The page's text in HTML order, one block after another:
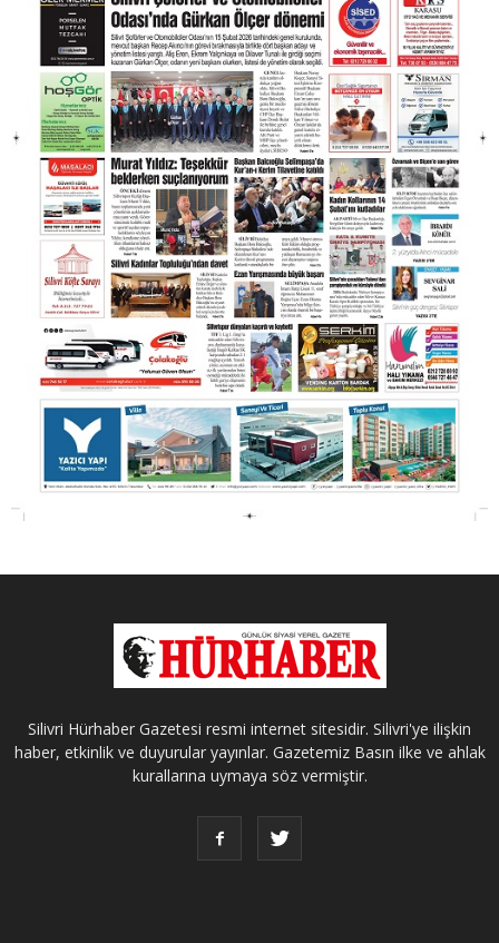
Silivri Hürhaber Gazetesi resmi internet sitesidir. Silivri'ye ilişkin
haber, etkinlik ve duyurular yayınlar. Gazetemiz Basın ilke ve ahlak
kurallarına uymaya söz vermiştir.